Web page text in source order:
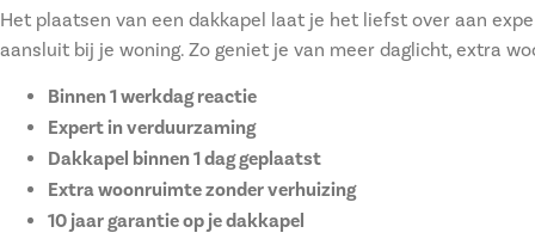
Het plaatsen van een dakkapel laat je het liefst over aan
aansluit bij je woning. Zo geniet je van meer daglicht, extra
Binnen 1 werkdag reactie
Expert in verduurzaming
Dakkapel binnen 1 dag geplaatst
Extra woonruimte zonder verhuizing
10 jaar garantie op je dakkapel